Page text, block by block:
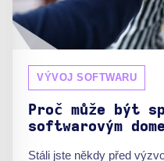
VÝVOJ SOFTWARU
Proč může být
softwarovým
Stáli jste někdy před